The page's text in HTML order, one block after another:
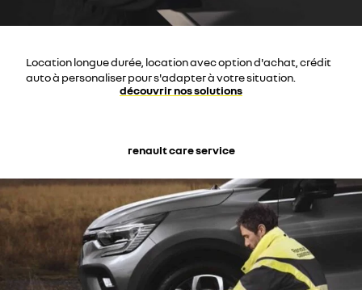
Location longue durée, location avec option d'achat, crédit
auto à personaliser pour s'adapter à votre situation.
découvrir nos solutions
renault care service